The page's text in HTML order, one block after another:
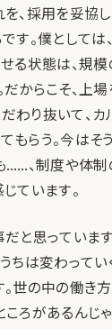
を、採用を妥協
す。僕として
せる状態は、規
からこそ、上
わり抜いて、
もらう。今はそ
……、制度や体
ています。
だと思っていま
ちは変わって
。世の中の働き
ころがあるんじ